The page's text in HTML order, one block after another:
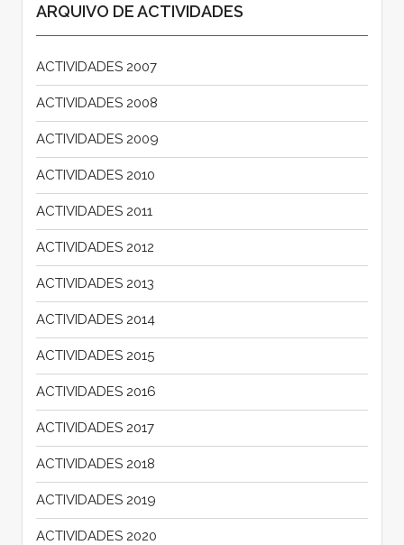
ARQUIVO DE ACTIVIDADES
ACTIVIDADES 2007
ACTIVIDADES 2008
ACTIVIDADES 2009
ACTIVIDADES 2010
ACTIVIDADES 2011
ACTIVIDADES 2012
ACTIVIDADES 2013
ACTIVIDADES 2014
ACTIVIDADES 2015
ACTIVIDADES 2016
ACTIVIDADES 2017
ACTIVIDADES 2018
ACTIVIDADES 2019
ACTIVIDADES 2020